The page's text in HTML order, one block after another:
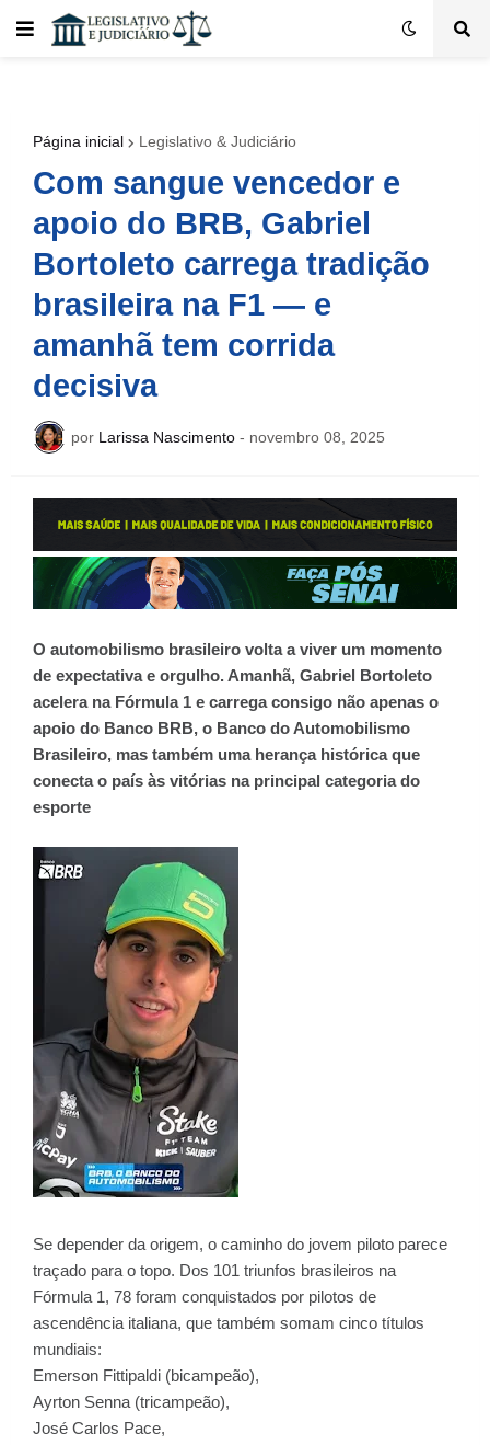
Página inicial Legislativo & Judiciário
Com sangue vencedor e
apoio do BRB, Gabriel
Bortoleto carrega tradição
brasileira na F1 — e
amanhã tem corrida
decisiva
por Larissa Nascimento - novembro 08, 2025
O automobilismo brasileiro volta a viver um momento
de expectativa e orgulho. Amanhã, Gabriel Bortoleto
acelera na Fórmula 1 e carrega consigo não apenas o
apoio do Banco BRB, o Banco do Automobilismo
Brasileiro, mas também uma herança histórica que
conecta o país às vitórias na principal categoria do
esporte
Se depender da origem, o caminho do jovem piloto parece
traçado para o topo. Dos 101 triunfos brasileiros na
Fórmula 1, 78 foram conquistados por pilotos de
ascendência italiana, que também somam cinco títulos
mundiais:
Emerson Fittipaldi (bicampeão),
Ayrton Senna (tricampeão),
José Carlos Pace,